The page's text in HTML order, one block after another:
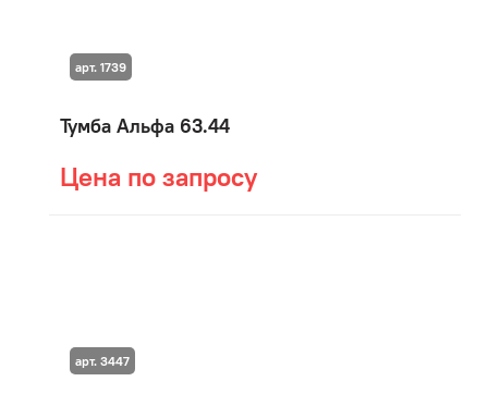
Тумба Альфа 63.44
Цена по запросу
арт. 1739
арт. 3447